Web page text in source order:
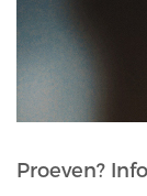
Proeven?